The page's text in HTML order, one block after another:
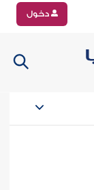
دخول